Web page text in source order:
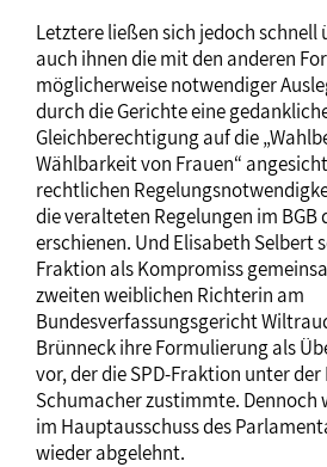
Letztere ließen sich jedoch schnell
auch ihnen die mit den anderen
möglicherweise notwendiger
durch die Gerichte eine
Gleichberechtigung auf die
Wählbarkeit von Frauen“
rechtlichen
die veralteten Regelungen im BGB
erschienen. Und Elisabeth Selbert
Fraktion als Kompromiss
zweiten weiblichen Richterin am
Bundesverfassungsgericht
Brünneck ihre Formulierung als
vor, der die SPD-Fraktion unter
Schumacher zustimmte. Dennoch
im Hauptausschuss des
wieder abgelehnt.